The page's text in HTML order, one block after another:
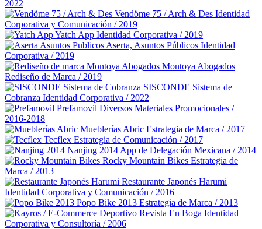
2022
Vendöme 75 / Arch & Des Identidad
Corporativa y Comunicación / 2019
Yatch App Identidad Corporativa / 2019
Aserta, Asuntos Públicos Identidad
Corporativa / 2019
Montoya Abogados
Rediseño de Marca / 2019
SISCONDE Sistema de
Cobranza Identidad Corporativa / 2022
Prefamovil Diversos Materiales Promocionales /
2016-2018
Mueblerías Abric Estrategia de Marca / 2017
Tecflex Estrategia de Comunicación / 2017
Nanjing 2014 App de Delegación Mexicana / 2014
Rocky Mountain Bikes Estrategia de
Marca / 2013
Restaurante Japonés Harumi
Identidad Corporativa y Comunicación / 2016
Popo Bike 2013 Estrategia de Marca / 2013
Revista En Boga Identidad
Corporativa y Consultoría / 2006